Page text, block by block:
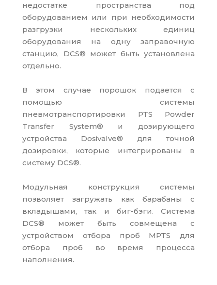
недостатке пространства под
оборудованием или при необходимости
разгрузки нескольких единиц
оборудования на одну заправочную
станцию, DCS® может быть установлена
отдельно.
В этом случае порошок подается с
помощью системы
пневмотранспортировки PTS Powder
Transfer System® и дозирующего
устройства Dosivalve® для точной
дозировки, которые интегрированы в
систему DCS®.
Модульная конструкция системы
позволяет загружать как барабаны с
вкладышами, так и биг-бэги. Система
DCS® может быть совмещена с
устройством отбора проб MPTS для
отбора проб во время процесса
наполнения.